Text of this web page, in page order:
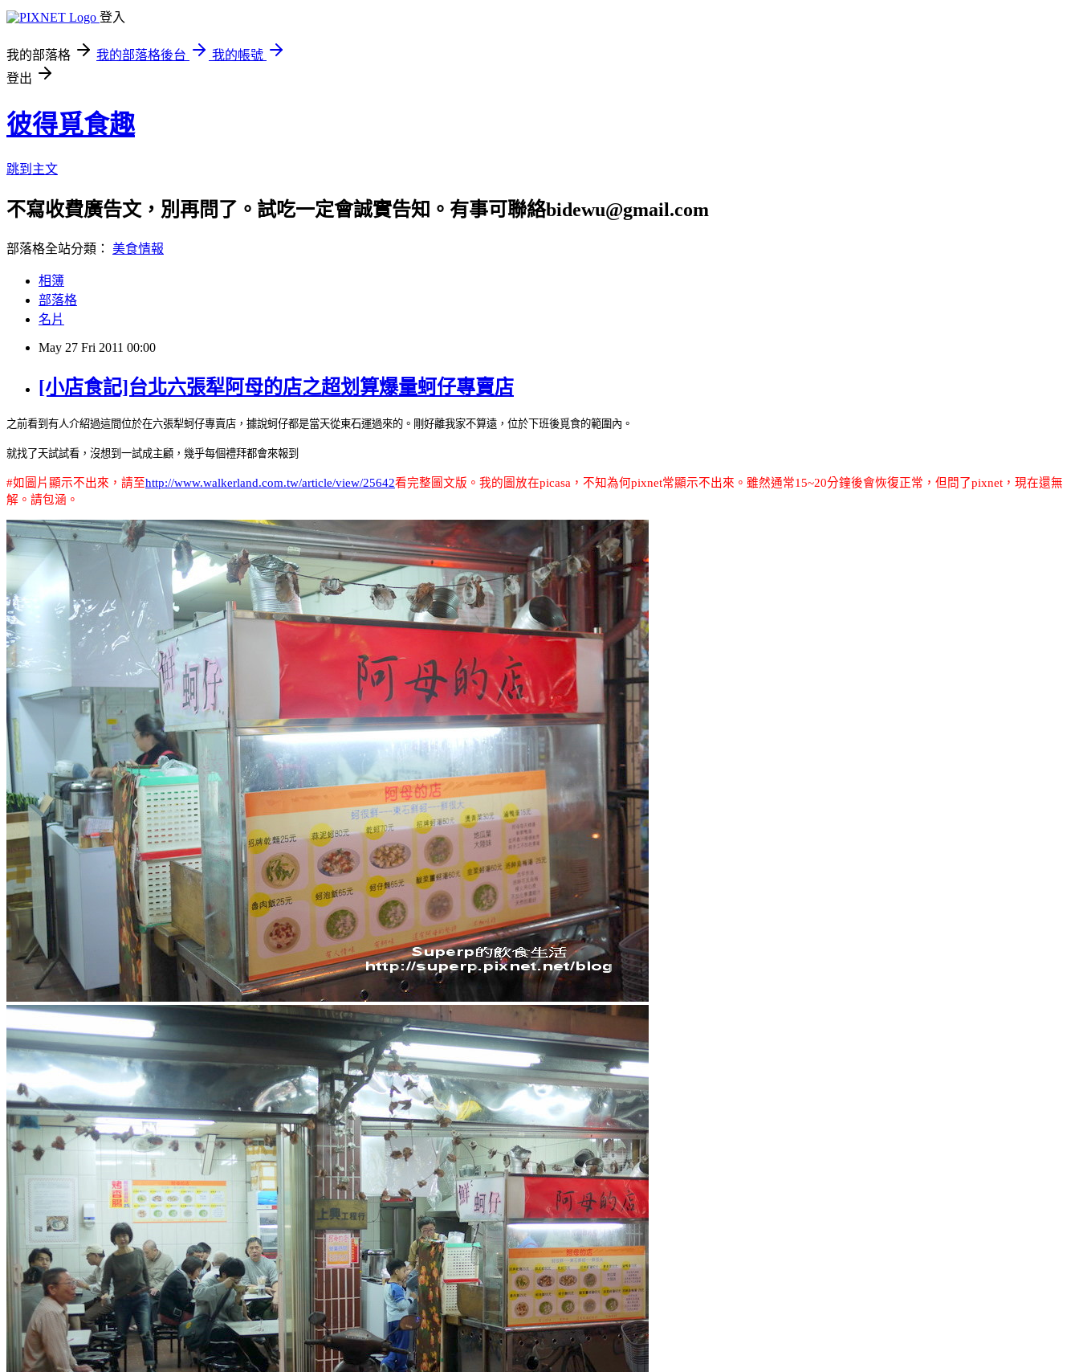
登入
我的部落格 我的部落格後台
我的帳號
登出
彼得覓食趣
跳到主文
不寫收費廣告文，別再問了。試吃一定會誠實告知。有事可聯絡bidewu@gmail.com
部落格全站分類： 美食情報
相簿
部落格
名片
May 27 Fri 2011 00:00
[小店食記]台北六張犁阿母的店之超划算爆量蚵仔專賣店
之前看到有人介紹過這間位於在六張犁蚵仔專賣店，據說蚵仔都是當天從東石運過來的。剛好離我家不算遠，位於下班後覓食的範圍內。
就找了天試試看，沒想到一試成主顧，幾乎每個禮拜都會來報到
#如圖片顯示不出來，請至http://www.walkerland.com.tw/article/view/25642看完整圖文版 。我的圖放在picasa ，不知為何pixnet常顯示不出來。雖然通常15~20分鐘後會恢復正常，但問了pixnet ，現在還無
解。請包涵。